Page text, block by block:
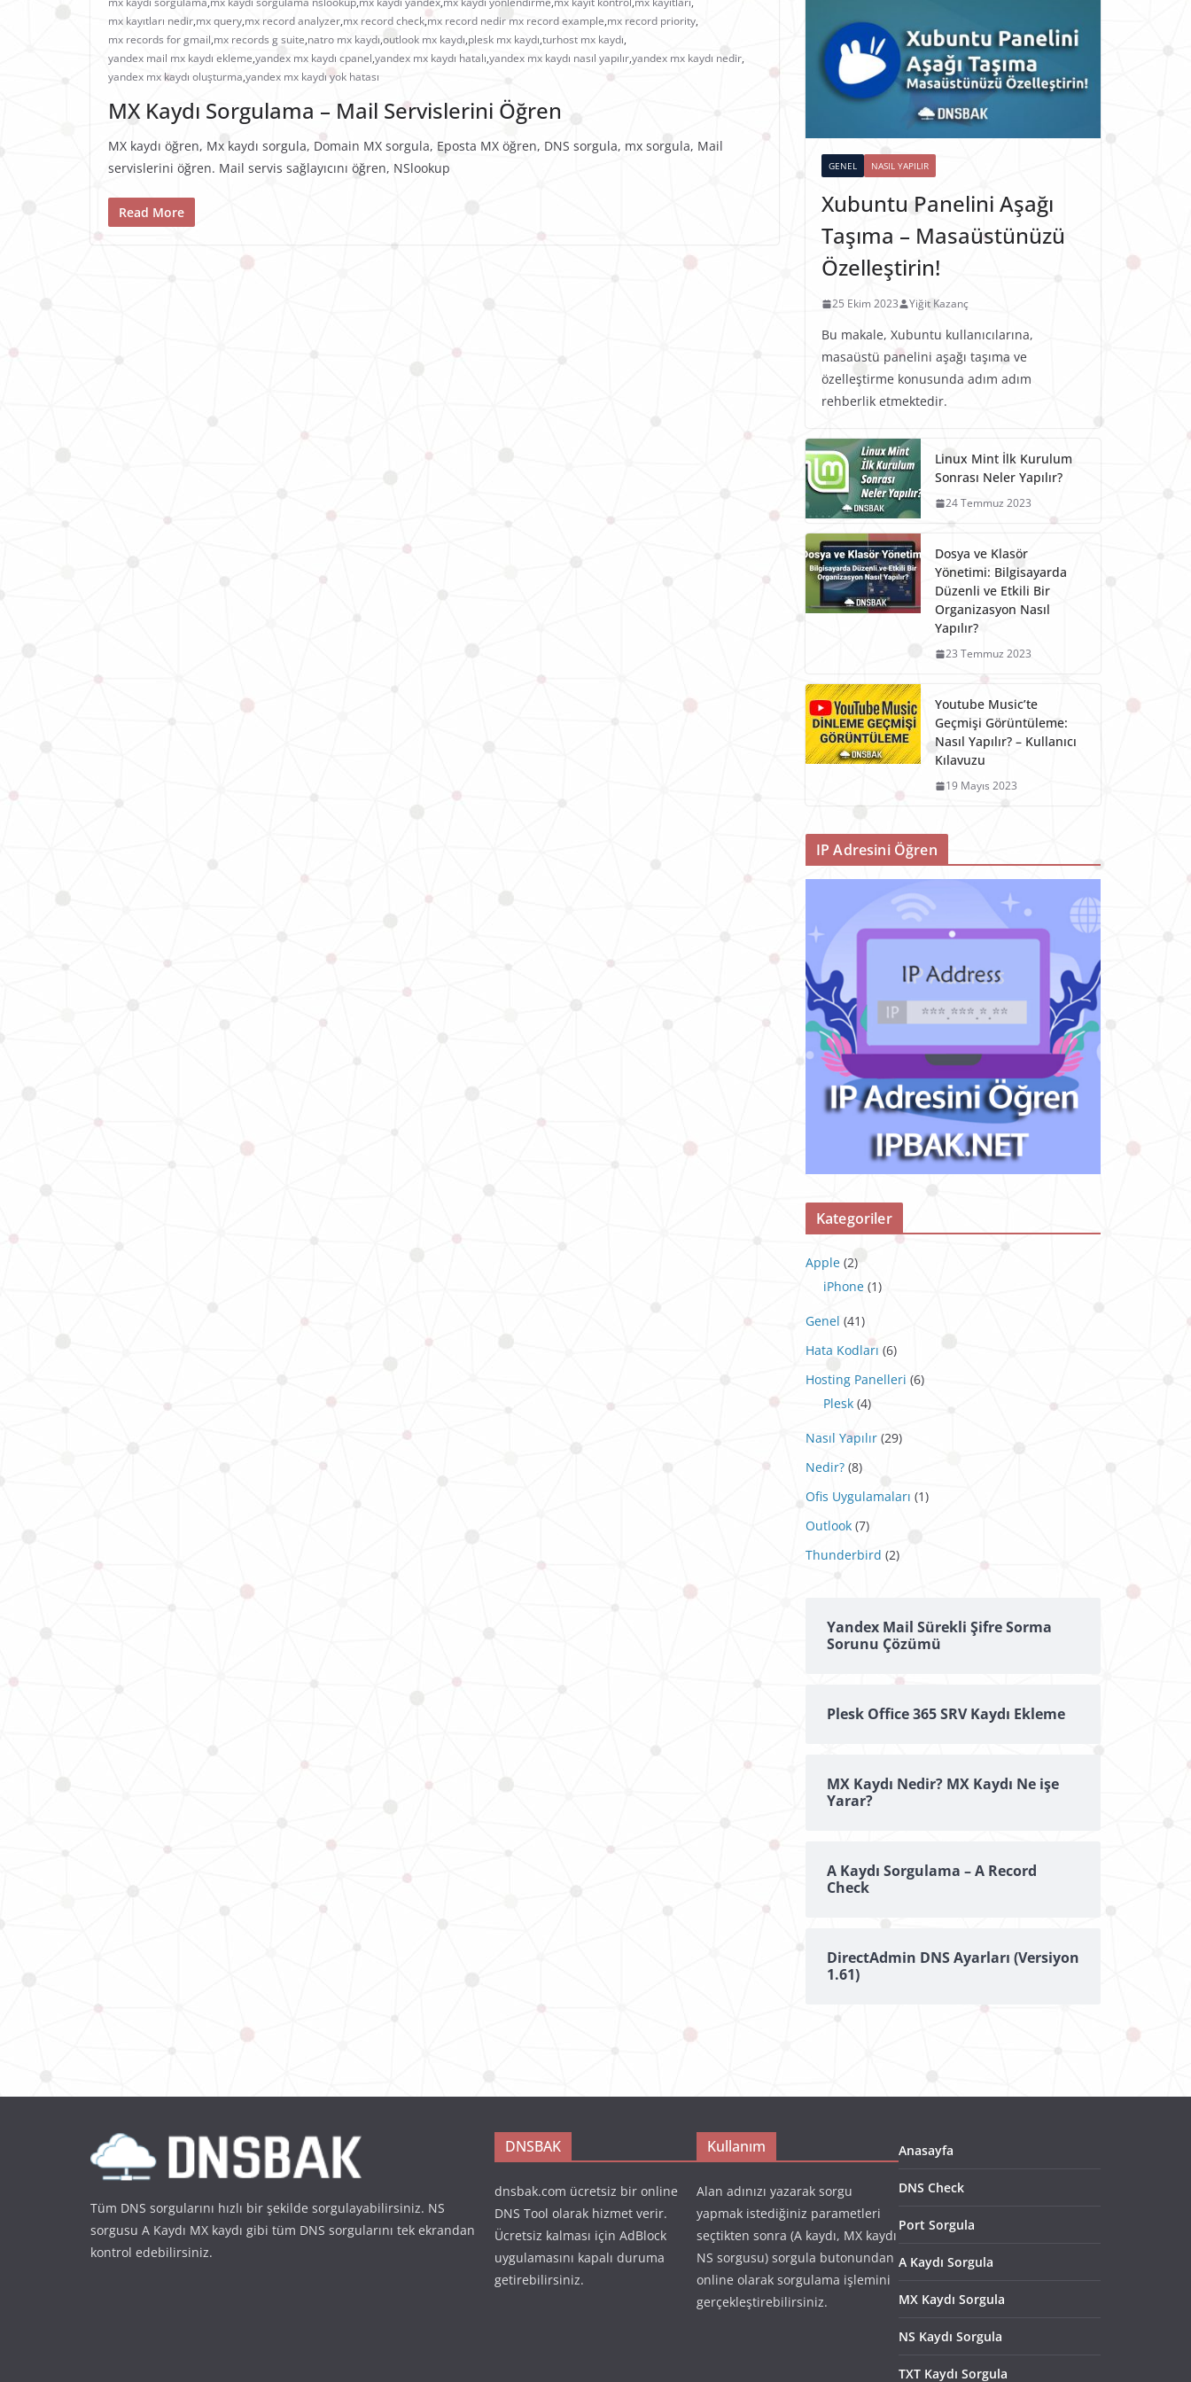
mx kayıtları nedir,mx query,mx record analyzer,mx record check,mx record nedir mx record example,mx record priority,
mx records for gmail,mx records g suite,natro mx kaydı,outlook mx kaydı,plesk mx kaydı,turhost mx kaydı,
yandex mail mx kaydı ekleme,yandex mx kaydı cpanel,yandex mx kaydı hatalı,yandex mx kaydı nasıl yapılır,yandex mx kaydı nedir,
yandex mx kaydı oluşturma,yandex mx kaydı yok hatası
MX Kaydı Sorgulama – Mail Servislerini Öğren
MX kaydı öğren, Mx kaydı sorgula, Domain MX sorgula, Eposta MX öğren, DNS sorgula, mx sorgula, Mail
servislerini öğren. Mail servis sağlayıcını öğren, NSlookup
Read More
GENEL NASIL YAPILIR
Xubuntu Panelini Aşağı
Taşıma – Masaüstünüzü
Özelleştirin!
25 Ekim 2023 Yiğit Kazanç
Bu makale, Xubuntu kullanıcılarına,
masaüstü panelini aşağı taşıma ve
özelleştirme konusunda adım adım
rehberlik etmektedir.
Linux Mint İlk Kurulum
Sonrası Neler Yapılır?
24 Temmuz 2023
Dosya ve Klasör
Yönetimi: Bilgisayarda
Düzenli ve Etkili Bir
Organizasyon Nasıl
Yapılır?
23 Temmuz 2023
Youtube Music’te
Geçmişi Görüntüleme:
Nasıl Yapılır? – Kullanıcı
Kılavuzu
19 Mayıs 2023
IP Adresini Öğren
Kategoriler
Apple (2)
iPhone (1)
Genel (41)
Hata Kodları (6)
Hosting Panelleri (6)
Plesk (4)
Nasıl Yapılır (29)
Nedir? (8)
Ofis Uygulamaları (1)
Outlook (7)
Thunderbird (2)
Yandex Mail Sürekli Şifre Sorma
Sorunu Çözümü
Plesk Office 365 SRV Kaydı Ekleme
MX Kaydı Nedir? MX Kaydı Ne işe
Yarar?
A Kaydı Sorgulama – A Record
Check
DirectAdmin DNS Ayarları (Versiyon
1.61)
Tüm DNS sorgularını hızlı bir şekilde sorgulayabilirsiniz. NS
sorgusu A Kaydı MX kaydı gibi tüm DNS sorgularını tek ekrandan
kontrol edebilirsiniz.
DNSBAK
dnsbak.com ücretsiz bir online
DNS Tool olarak hizmet verir.
Ücretsiz kalması için AdBlock
uygulamasını kapalı duruma
getirebilirsiniz.
Kullanım
Alan adınızı yazarak sorgu
yapmak istediğiniz parametleri
seçtikten sonra (A kaydı, MX kaydı
NS sorgusu) sorgula butonundan
online olarak sorgulama işlemini
gerçekleştirebilirsiniz.
Anasayfa
DNS Check
Port Sorgula
A Kaydı Sorgula
MX Kaydı Sorgula
NS Kaydı Sorgula
TXT Kaydı Sorgula